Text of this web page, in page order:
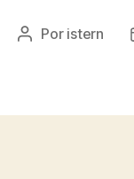
Autor
Por istern